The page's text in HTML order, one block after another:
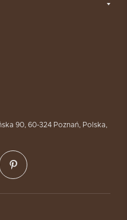
90, 60-324 Poznań, Polska,